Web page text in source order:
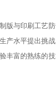
版与印刷工艺
产水平提出挑
丰富的熟练的